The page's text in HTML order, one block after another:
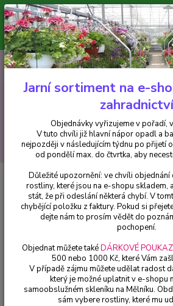
Minimální hodnota pro odeslání z
V tuto chvíli již hlavní nápor objednávek
nejpozději v následujícím týdnu po přijetí
vyřizujeme v pořadí, v
CZK
+420 602 223 614
Balkónové rostliny
Osteospermum-
v 3-kusovém balení
Osteospermum-
- cena za kus v 3-
Jarní sortiment na e-
zahradnictví
Objednávky vyřizujeme v pořadí,
V tuto chvíli již hlavní nápor opadl a
nejpozději v následujícím týdnu po přijetí
od pondělí max. do čtvrtka, aby
Důležité upozornění: ve chvíli objednání
rostliny, které jsou na e-shopu skladem,
stát, že při odeslání některá chybí. V
chybějící položku z faktury. Pokud si
dejte nám to prosím vědět do
pochopení.
Objednat můžete takéDÁRKOVÉ
500 nebo 1000 Kč, které Vám
V případě zájmu můžete udělat radost
který je možné uplatnit v e-shopu
samoobslužném skleníku na Mělníku.
sám vybere rostliny, které mu